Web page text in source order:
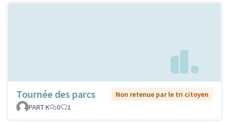
Tournée des parcs
Non retenue par le tri citoyen
PART K
0 1